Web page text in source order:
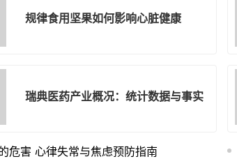
规律食用坚果如何影响心脏健康
瑞典医药产业概况：统计数据与事实
危害 心律失常与焦虑预防指南